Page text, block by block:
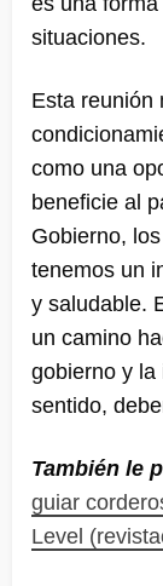
situaciones.
Esta reunión
como una
beneficie al
Gobierno,
tenemos un
y saludable.
un camino
gobierno y la
sentido,
También le
guiar
Level